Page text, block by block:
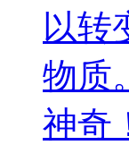
以转
物质
神奇